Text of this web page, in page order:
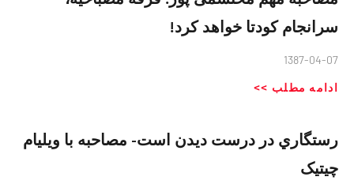
سرانجام کودتا خواهد کرد!
1387-04-07
ادامه مطلب >>
رستگاري در درست ديدن است- مصاحبه با ویلیام
چیتیک